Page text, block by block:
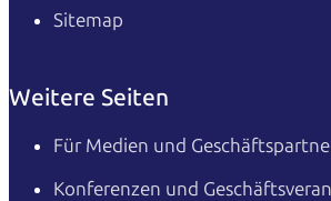
Sitemap
Weitere Seiten
Für Medien und
Konferenzen und